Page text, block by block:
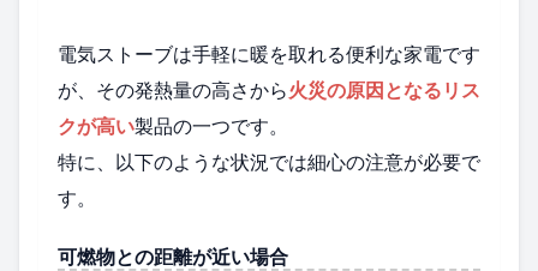
電気ストーブは手軽に暖を取れる便利な家電です
が、その発熱量の高さから火災の原因となるリス
クが高い製品の一つです。
特に、以下のような状況では細心の注意が必要で
す。
可燃物との距離が近い場合